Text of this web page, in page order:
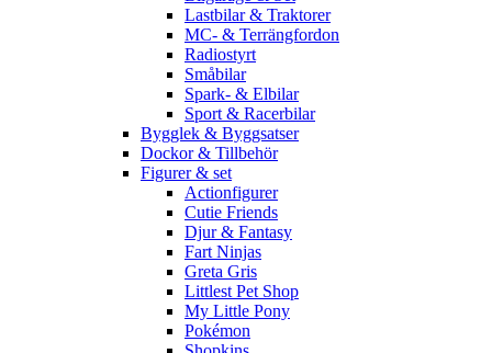
Lastbilar & Traktorer
MC- & Terrängfordon
Radiostyrt
Småbilar
Spark- & Elbilar
Sport & Racerbilar
Bygglek & Byggsatser
Dockor & Tillbehör
Figurer & set
Actionfigurer
Cutie Friends
Djur & Fantasy
Fart Ninjas
Greta Gris
Littlest Pet Shop
My Little Pony
Pokémon